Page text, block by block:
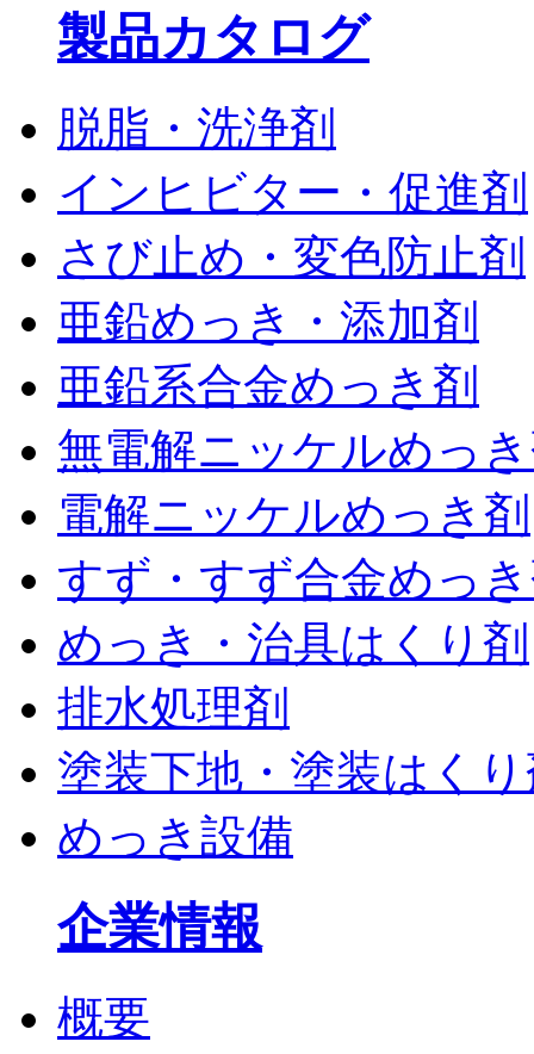
製品カタログ
脱脂・洗浄剤
インヒビター・促進剤
さび止め・変色防止剤
亜鉛めっき・添加剤
亜鉛系合金めっき剤
無電解ニッケルめっ
電解ニッケルめっき剤
すず・すず合金めっ
めっき・治具はくり剤
排水処理剤
塗装下地・塗装はく
めっき設備
企業情報
概要